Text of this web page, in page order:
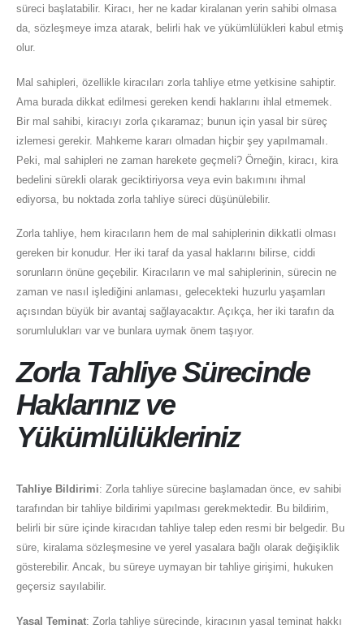
süreci başlatabilir. Kiracı, her ne kadar kiralanan yerin sahibi olmasa
da, sözleşmeye imza atarak, belirli hak ve yükümlülükleri kabul etmiş
olur.
Mal sahipleri, özellikle kiracıları zorla tahliye etme yetkisine sahiptir.
Ama burada dikkat edilmesi gereken kendi haklarını ihlal etmemek.
Bir mal sahibi, kiracıyı zorla çıkaramaz; bunun için yasal bir süreç
izlemesi gerekir. Mahkeme kararı olmadan hiçbir şey yapılmamalı.
Peki, mal sahipleri ne zaman harekete geçmeli? Örneğin, kiracı, kira
bedelini sürekli olarak geciktiriyorsa veya evin bakımını ihmal
ediyorsa, bu noktada zorla tahliye süreci düşünülebilir.
Zorla tahliye, hem kiracıların hem de mal sahiplerinin dikkatli olması
gereken bir konudur. Her iki taraf da yasal haklarını bilirse, ciddi
sorunların önüne geçebilir. Kiracıların ve mal sahiplerinin, sürecin ne
zaman ve nasıl işlediğini anlaması, gelecekteki huzurlu yaşamları
açısından büyük bir avantaj sağlayacaktır. Açıkça, her iki tarafın da
sorumlulukları var ve bunlara uymak önem taşıyor.
Zorla Tahliye Sürecinde
Haklarınız ve
Yükümlülükleriniz
Tahliye Bildirimi: Zorla tahliye sürecine başlamadan önce, ev sahibi
tarafından bir tahliye bildirimi yapılması gerekmektedir. Bu bildirim,
belirli bir süre içinde kiracıdan tahliye talep eden resmi bir belgedir. Bu
süre, kiralama sözleşmesine ve yerel yasalara bağlı olarak değişiklik
gösterebilir. Ancak, bu süreye uymayan bir tahliye girişimi, hukuken
geçersiz sayılabilir.
Yasal Teminat: Zorla tahliye sürecinde, kiracının yasal teminat hakkı